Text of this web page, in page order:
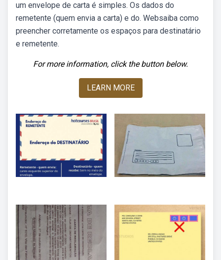
um envelope de carta é simples. Os dados do
remetente (quem envia a carta) e do. Websaiba como
preencher corretamente os espaços para destinatário
e remetente.
For more information, click the button below.
LEARN MORE